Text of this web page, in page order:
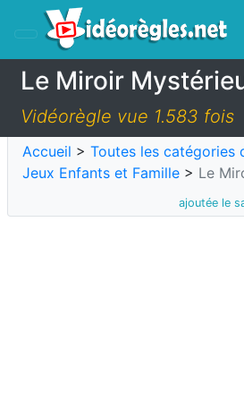
Le Miroir
Vidéorègle vue 1.583 fois
Accueil > Toutes les catégories
Jeux Enfants et Famille > Le
ajoutée le